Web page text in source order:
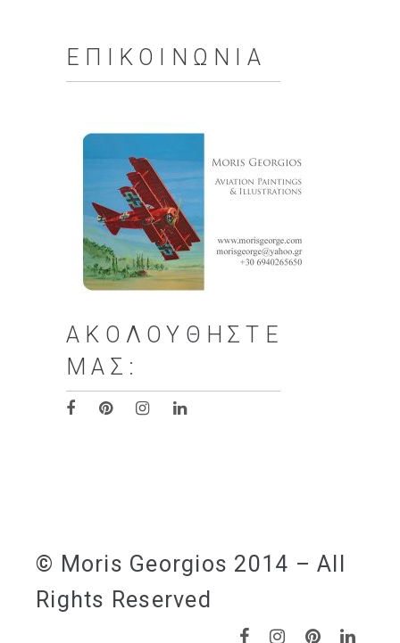
ΕΠΙΚΟΙΝΩΝΊΑ
ΑΚΟΛΟΥΘΉΣΤΕ
ΜΑΣ:
© Moris Georgios 2014 – All
Rights Reserved